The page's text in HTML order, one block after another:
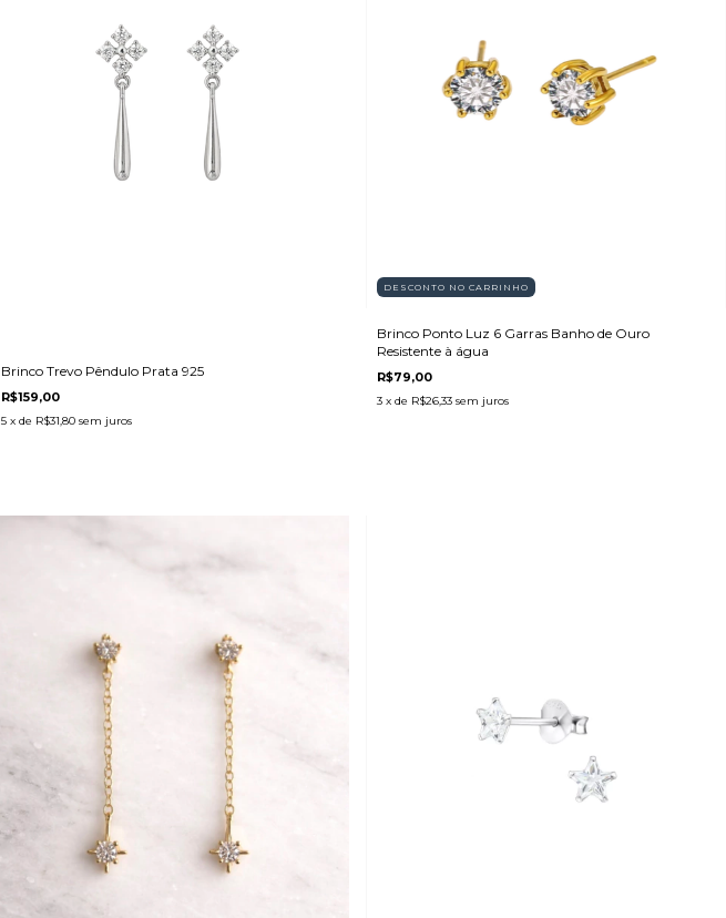
Brinco Trevo Pêndulo Prata 925
R$159,00
5 x de R$31,80 sem juros
DESCONTO NO CARRINHO
Brinco Ponto Luz 6 Garras Banho de Ouro
Resistente à água
R$79,00
3 x de R$26,33 sem juros